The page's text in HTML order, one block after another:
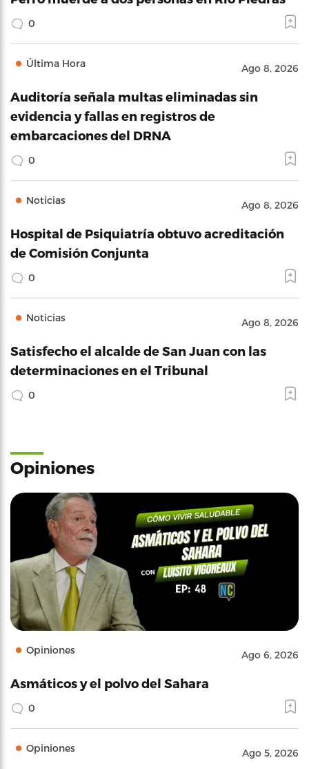
0
Última Hora Ago 8, 2026
Auditoría señala multas eliminadas sin
evidencia y fallas en registros de
embarcaciones del DRNA
0
Noticias Ago 8, 2026
Hospital de Psiquiatría obtuvo acreditación
de Comisión Conjunta
0
Noticias Ago 8, 2026
Satisfecho el alcalde de San Juan con las
determinaciones en el Tribunal
0
Opiniones
Opiniones Ago 6, 2026
Asmáticos y el polvo del Sahara
0
Opiniones Ago 5, 2026